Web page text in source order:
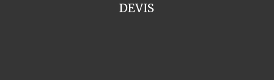
DEVIS